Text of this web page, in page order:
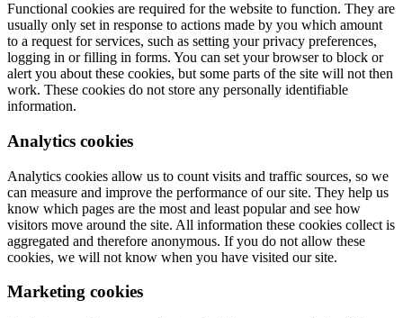
Functional cookies are required for the website to function. They are
usually only set in response to actions made by you which amount
to a request for services, such as setting your privacy preferences,
logging in or filling in forms. You can set your browser to block or
alert you about these cookies, but some parts of the site will not then
work. These cookies do not store any personally identifiable
information.
Analytics cookies
Analytics cookies allow us to count visits and traffic sources, so we
can measure and improve the performance of our site. They help us
know which pages are the most and least popular and see how
visitors move around the site. All information these cookies collect is
aggregated and therefore anonymous. If you do not allow these
cookies, we will not know when you have visited our site.
Marketing cookies